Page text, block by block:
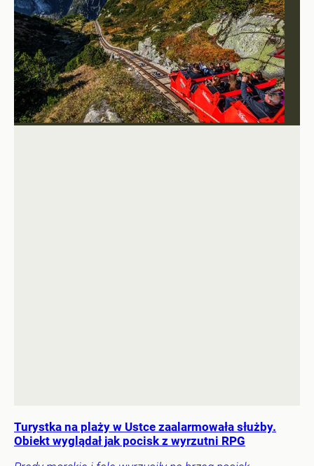
Turystka na plaży w Ustce zaalarmowała służby.
Obiekt wyglądał jak pocisk z wyrzutni RPG